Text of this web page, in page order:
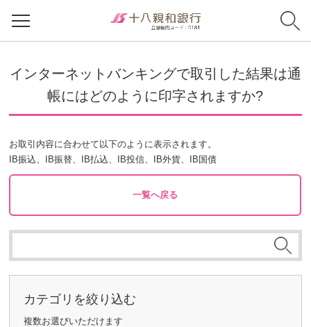
インターネットバンキングで取引した結果は通
帳にはどのように印字されますか?
お取引内容に合わせて以下のように表示されます。
IB振込、IB振替、IB払込、IB投信、IB外貨、IB国債
一覧へ戻る
カテゴリを絞り込む
複数お選びいただけます